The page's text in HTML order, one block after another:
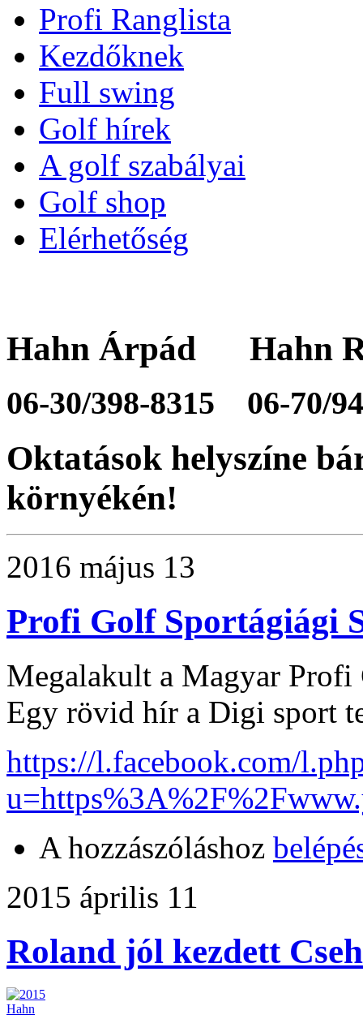
Profi Ranglista
Kezdőknek
Full swing
Golf hírek
A golf szabályai
Golf shop
Elérhetőség
Hahn Árpád Hahn
06-30/398-8315 06-70/
Oktatások helyszíne
környékén!
2016 május 13
Profi Golf Sportágiági
Megalakult a Magyar Profi
Egy rövid hír a Digi sport
https://l.facebook.com/
A hozzászóláshoz
2015 április 11
Roland jól kezdett